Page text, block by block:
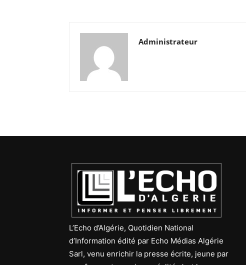
Administrateur
L’Echo d’Algérie, Quotidien National
d’Information édité par Echo Médias Algérie
Sarl, venu enrichir la presse écrite, jeune par